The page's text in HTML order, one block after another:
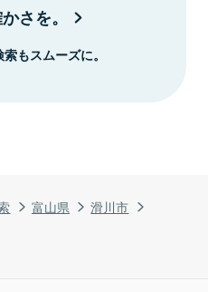
富山県
滑川市
さを。
もスムーズに。